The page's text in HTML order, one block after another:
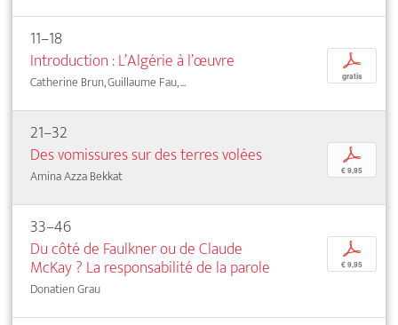
11–18
Introduction : L’Algérie à l’œuvre
Catherine Brun, Guillaume Fau, ...
p
gratis
21–32
Des vomissures sur des terres volées
Amina Azza Bekkat
p
€ 9,95
33–46
Du côté de Faulkner ou de Claude
McKay ? La responsabilité de la parole
Donatien Grau
p
€ 9,95